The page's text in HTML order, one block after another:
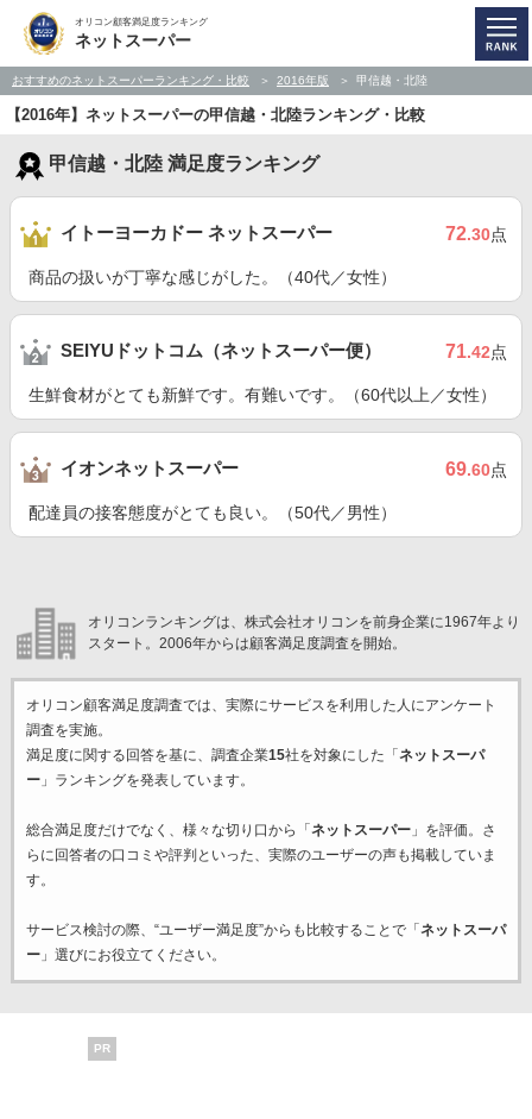
オリコン顧客満足度ランキング
ネットスーパー
おすすめのネットスーパーランキング・比較 2016年版 甲信越・北陸
【2016年】ネットスーパーの甲信越・北陸ランキング・比較
甲信越・北陸 満足度ランキング
イトーヨーカドー ネットスーパー 72.30点
商品の扱いが丁寧な感じがした。（40代／女性）
SEIYUドットコム（ネットスーパー便） 71.42点
生鮮食材がとても新鮮です。有難いです。（60代以上／女性）
イオンネットスーパー 69.60点
配達員の接客態度がとても良い。（50代／男性）
オリコンランキングは、株式会社オリコンを前身企業に1967年より
スタート。2006年からは顧客満足度調査を開始。
オリコン顧客満足度調査では、実際にサービスを利用した 人にアンケート
調査を実施。
満足度に関する回答を基に、調査企業15社を対象にした「 ネットスーパ
ー」ランキングを発表しています。
総合満足度だけでなく、様々な切り口から「 ネットスーパー」を評価。さ
らに回答者の口コミや評判といった、実際のユーザーの声も掲載していま
す。
サービス検討の際、“ユーザー満足度”からも比較することで「 ネットスーパ
ー」選びにお役立てください。
PR